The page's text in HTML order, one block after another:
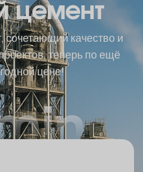
цемент
качество и
теперь по ещё
цене!